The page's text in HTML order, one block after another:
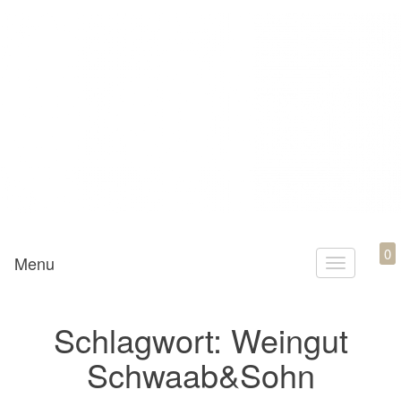
Mamili1910
T
g
Menu 0
Schlagwort: Weingut
Schwaab&Sohn